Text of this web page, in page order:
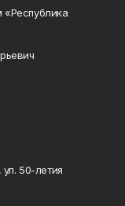
«Республика
50-летия